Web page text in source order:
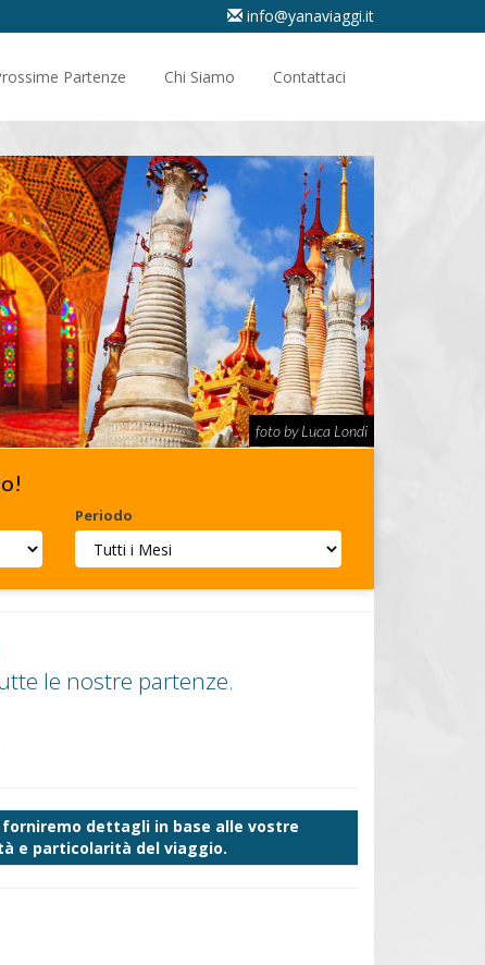
info@yanaviaggi.it
Partenze Chi Siamo Contattaci
foto by Luca Londi
Periodo
le nostre partenze.
dettagli in base alle vostre
e particolarità del viaggio.